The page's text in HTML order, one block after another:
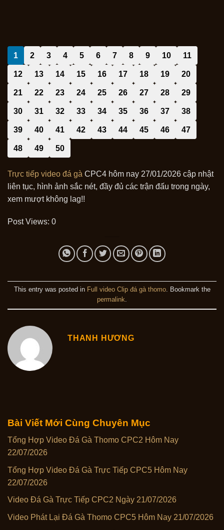
Bài Viết Mới Cùng Chuyên Mục
Tổng Hợp Video Đá Gà Thomo CPC2 Hôm Nay
22/07/2026
Tổng Hợp Video Đá Gà Trực Tiếp CPC5 Hôm Nay
22/07/2026
Video Đá Gà Trực Tiếp CPC2 Ngày 21/07/2026
Video Phát Lại Đá Gà Thomo CPC5 Hôm Nay 21/07/2026
1 2 3 4 5 6 7 8 9 10 11
12 13 14 15 16 17 18 19 20
21 22 23 24 25 26 27 28 29
30 31 32 33 34 35 36 37 38
39 40 41 42 43 44 45 46 47
48 49 50
Trực tiếp video đá gà CPC4 hôm nay 27/01/2026 cập nhật
liên tục, hình ảnh sắc nét, đầy đủ các trận đấu trong ngày,
xem mượt không lag!!
Post Views: 0
This entry was posted in Full video Clip đá gà thomo. Bookmark the
permalink
THANH HƯƠNG